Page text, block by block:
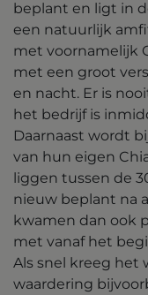
beplant en ligt in
een natuurlijk
met voornamelijk
met een groot
en nacht. Er is
het bedrijf is
Daarnaast wordt
van hun eigen
liggen tussen de
nieuw beplant na
kwamen dan ook
met vanaf het
Als snel kreeg het
waardering